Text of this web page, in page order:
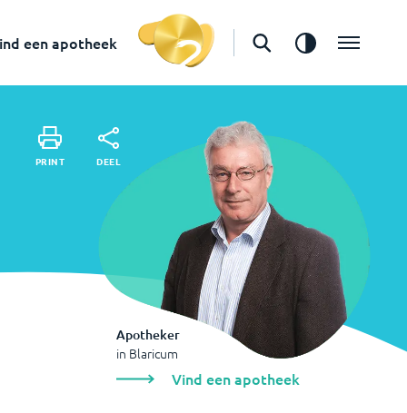
een apotheek
Blaricum
Vind een apotheek
PRINT DEEL
Apotheker
in Blaricum
Vind een apotheek